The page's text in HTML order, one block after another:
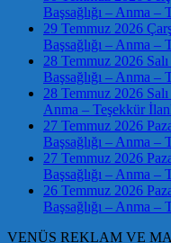
Başsağlığı – Anma –
29 Temmuz 2026
Başsağlığı – Anma –
28 Temmuz 2026
Başsağlığı – Anma –
28 Temmuz 2026
Anma – Teşekkür
27 Temmuz 2026
Başsağlığı – Anma –
27 Temmuz 2026
Başsağlığı – Anma –
26 Temmuz 2026
Başsağlığı – Anma –
VENÜS REKLAM VE